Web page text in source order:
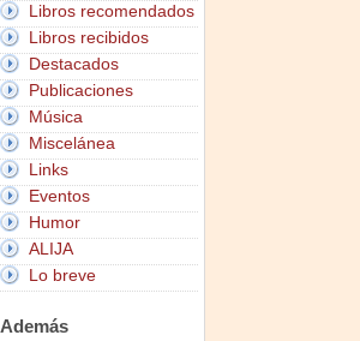
Libros recomendados
Libros recibidos
Destacados
Publicaciones
Música
Miscelánea
Links
Eventos
Humor
ALIJA
Lo breve
Además